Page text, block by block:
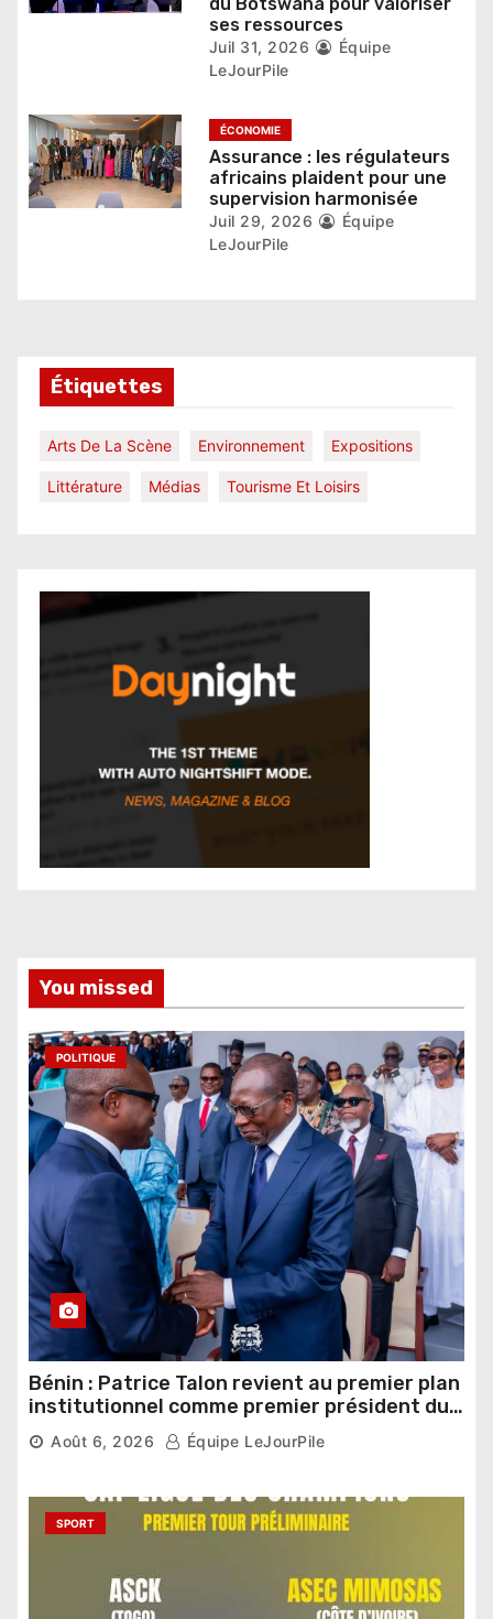
ses ressources
Juil 31, 2026
Équipe
LeJourPile
ÉCONOMIE
Assurance : les régulateurs
africains plaident pour une
supervision harmonisée
Juil 29, 2026
Équipe
LeJourPile
Étiquettes
Arts De La Scène Environnement Expositions
Littérature Médias Tourisme Et Loisirs
You missed
POLITIQUE
Bénin : Patrice Talon revient au premier plan
institutionnel comme premier président du
Sénat
Août 6, 2026 Équipe LeJourPile
SPORT